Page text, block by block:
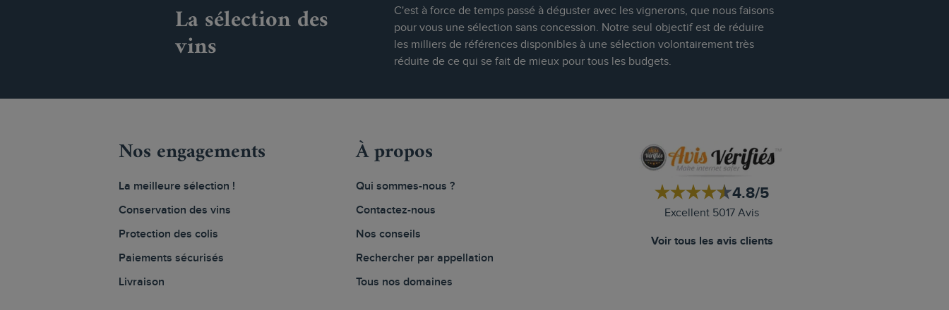
La sélection des
vins
C'est à force de temps passé à déguster avec les vignerons, que nous faisons
pour vous une sélection sans concession. Notre seul objectif est de réduire
les milliers de références disponibles à une sélection volontairement très
réduite de ce qui se fait de mieux pour tous les budgets.
Nos engagements
La meilleure sélection !
Conservation des vins
Protection des colis
Paiements sécurisés
Livraison
À propos
Qui sommes-nous ?
Contactez-nous
Nos conseils
Rechercher par appellation
Tous nos domaines
4.8/5
Excellent 5017 Avis
Voir tous les avis clients